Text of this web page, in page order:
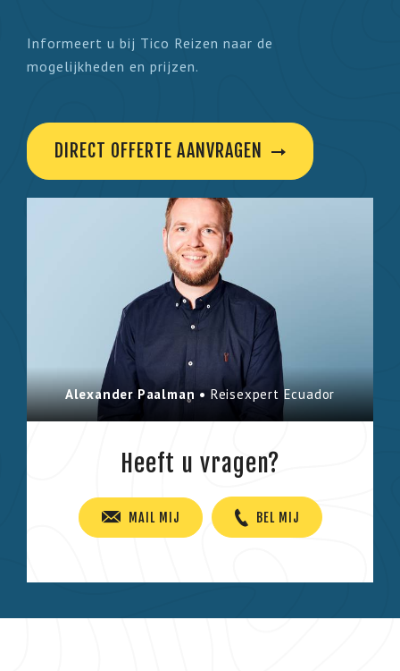
Informeert u bij Tico Reizen naar de
mogelijkheden en prijzen.
DIRECT OFFERTE AANVRAGEN
Alexander Paalman • Reisexpert Ecuador
Heeft u vragen?
MAIL MIJ BEL MIJ